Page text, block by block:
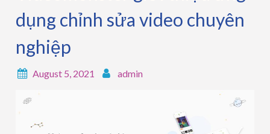
dụng chỉnh sửa video chuyên
nghiệp
August 5, 2021 admin